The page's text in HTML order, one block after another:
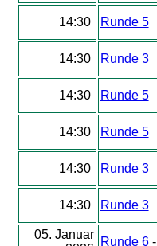
14:30 Runde 5
14:30 Runde 3
14:30 Runde 5
14:30 Runde 5
14:30 Runde 3
14:30 Runde 3
05. Januar
Runde 6-